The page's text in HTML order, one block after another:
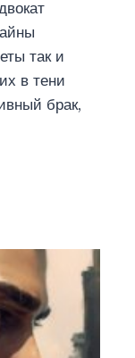
так и
в тени
брак,